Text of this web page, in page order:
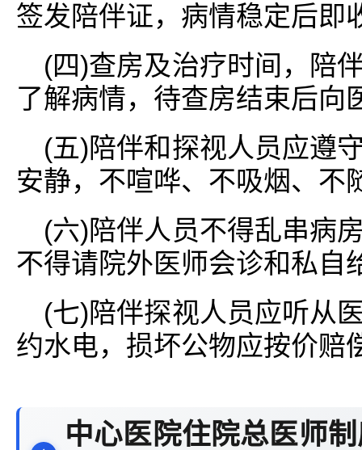
签发陪伴证，病情稳定后即
(四)查房及治疗时间，陪
了解病情，待查房结束后向
(五)陪伴和探视人员应遵
安静，不喧哗、不吸烟、不
(六)陪伴人员不得乱串病
不得请院外医师会诊和私自
(七)陪伴探视人员应听从
约水电，损坏公物应按价赔
中心医院住院总医师